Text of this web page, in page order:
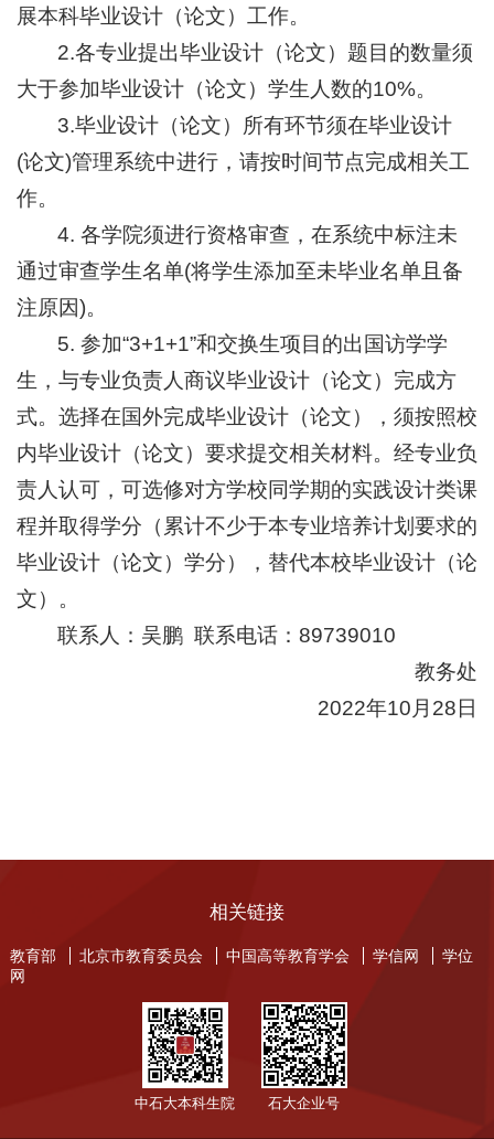
展本科毕业设计（论文）工作。
2.各专业提出毕业设计（论文）题目的数量须
大于参加毕业设计（论文）学生人数的10%。
3.毕业设计（论文）所有环节须在毕业设计
(论文)管理系统中进行，请按时间节点完成相关工
作。
4. 各学院须进行资格审查，在系统中标注未
通过审查学生名单(将学生添加至未毕业名单且备
注原因)。
5. 参加“3+1+1”和交换生项目的出国访学学
生，与专业负责人商议毕业设计（论文）完成方
式。选择在国外完成毕业设计（论文），须按照校
内毕业设计（论文）要求提交相关材料。经专业负
责人认可，可选修对方学校同学期的实践设计类课
程并取得学分（累计不少于本专业培养计划要求的
毕业设计（论文）学分），替代本校毕业设计（论
文）。
联系人：吴鹏 联系电话：89739010
教务处
2022年10月28日
相关链接
教育部 北京市教育委员会 中国高等教育学会 学信网
学位
网
中石大本科生院 石大企业号